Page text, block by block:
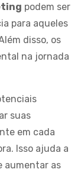
podem ser
para aqueles
disso, os
na jornada
suas
em cada
Isso ajuda a
aumentar as